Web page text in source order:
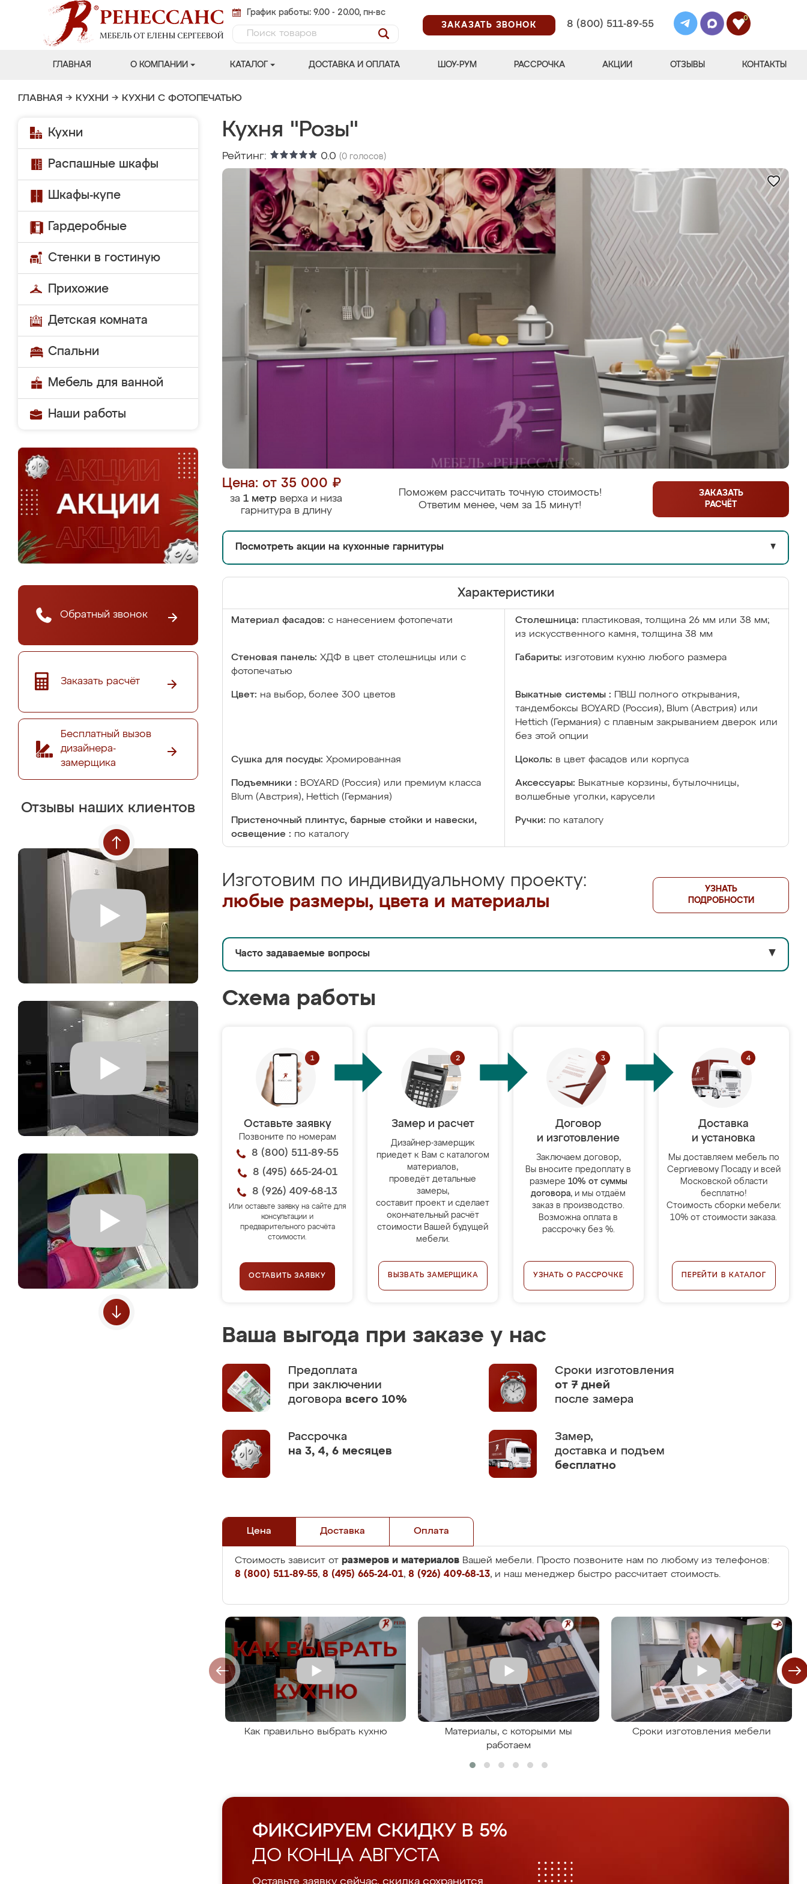
График работы: 9.00 - 20.00, пн-вс
ЗАКАЗАТЬ ЗВОНОК
8 (800) 511-89-55
0
ГЛАВНАЯ О КОМПАНИИ КАТАЛОГ ДОСТАВКА И ОПЛАТА ШОУ-РУМ РАССРОЧКА АКЦИИ ОТЗЫВЫ КОНТАКТЫ
ГЛАВНАЯ → КУХНИ → КУХНИ С ФОТОПЕЧАТЬЮ
Кухни
Распашные шкафы
Шкафы-купе
Гардеробные
Стенки в гостиную
Прихожие
Детская комната
Спальни
Мебель для ванной
Наши работы
Обратный звонок
Заказать расчёт
Бесплатный вызов
дизайнера-
замерщика
Отзывы наших клиентов
Кухня "Розы"
Рейтинг: 0.0 (0 голосов)
Цена: от 35 000 ₽
за 1 метр верха и низа
гарнитура в длину
Поможем рассчитать точную стоимость!
Ответим менее, чем за 15 минут!
ЗАКАЗАТЬ
РАСЧЁТ
Посмотреть акции на кухонные гарнитуры ▼
Характеристики
Материал фасадов: с нанесением фотопечати Столешница: пластиковая, толщина 26 мм или 38 мм;
из искусственного камня, толщина 38 мм
Стеновая панель: ХДФ в цвет столешницы или с
фотопечатью
Габариты: изготовим кухню любого размера
Цвет: на выбор, более 300 цветов Выкатные системы :
ПВШ полного открывания,
тандембоксы BOYARD (Россия), Blum (Австрия) или
Hettich (Германия) с плавным закрыванием дверок или
без этой опции
Сушка для посуды: Хромированная Цоколь: в цвет фасадов или корпуса
Подъемники : BOYARD (Россия) или премиум класса
Blum (Австрия), Hettich (Германия)
Аксессуары: Выкатные корзины, бутылочницы,
волшебные уголки, карусели
Пристеночный плинтус, барные стойки и навески,
освещение : по каталогу
Ручки: по каталогу
Изготовим по индивидуальному проекту:
любые размеры, цвета и материалы
УЗНАТЬ
ПОДРОБНОСТИ
Часто задаваемые вопросы ▼
Схема работы
Оставьте заявку
Позвоните по номерам
8 (800) 511-89-55
8 (495) 665-24-01
8 (926) 409-68-13
Или оставьте заявку на сайте для
консультации и
предварительного расчёта
стоимости.
ОСТАВИТЬ ЗАЯВКУ
Замер и расчет
Дизайнер-замерщик
приедет к Вам с каталогом
материалов,
проведёт детальные
замеры,
составит проект и сделает
окончательный расчёт
стоимости Вашей будущей
мебели.
ВЫЗВАТЬ ЗАМЕРЩИКА
Договор
и изготовление
Заключаем договор,
Вы вносите предоплату в
размере 10% от суммы
договора, и мы отдаём
заказ в производство.
Возможна оплата в
рассрочку без %.
УЗНАТЬ О РАССРОЧКЕ
Доставка
и установка
Мы доставляем мебель по
Сергиевому Посаду и всей
Московской области
бесплатно!
Стоимость сборки мебели:
10% от стоимости заказа.
ПЕРЕЙТИ В КАТАЛОГ
Ваша выгода при заказе у нас
Предоплата
при заключении
договора всего 10%
Сроки изготовления
от 7 дней
после замера
Рассрочка
на 3, 4, 6 месяцев
Замер,
доставка и подъем
бесплатно
Цена Доставка Оплата
Стоимость зависит от размеров и материалов Вашей мебели. Просто позвоните нам по любому из телефонов:
8 (800) 511-89-55, 8 (495) 665-24-01, 8 (926) 409-68-13, и наш менеджер быстро рассчитает стоимость.
Как правильно выбрать кухню
Материалы, с которыми мы
работаем
Сроки изготовления мебели
ФИКСИРУЕМ СКИДКУ В 5%
ДО КОНЦА АВГУСТА
Оставьте заявку сейчас, скидка сохранится.